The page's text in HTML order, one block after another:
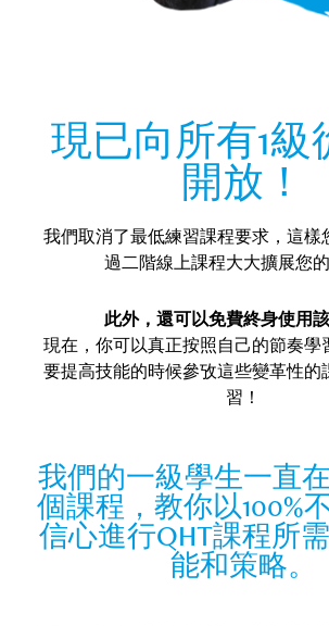
現已向所有1級
開放！
我們取消了最低練習課程要求，這樣
過二階線上課程大大擴展您的
此外，還可以免費終身使用
現在，你可以真正按照自己的節奏學
要提高技能的時候參攷這些變革性
習！
我們的一級學生一直
個課程，教你以100%
信心進行QHT課程所
能和策略。